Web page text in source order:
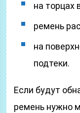
на торцах
ремень
на
подтеки.
Если будут
ремень нужно